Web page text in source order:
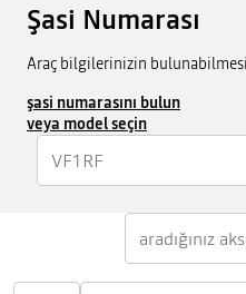
Şasi Numarası
Araç bilgilerinizin
şasi numarasını bulun
veya model seçin